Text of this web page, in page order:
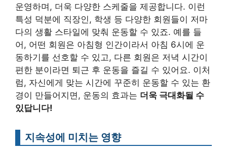
운영하며, 더욱 다양한 스케줄을 제공합니다. 이런
특성 덕분에 직장인, 학생 등 다양한 회원들이 저마
다의 생활 스타일에 맞춰 운동할 수 있죠. 예를 들
어, 어떤 회원은 아침형 인간이라서 아침 6시에 운
동하기를 선호할 수 있고, 다른 회원은 저녁 시간이
편한 분이라면 퇴근 후 운동을 즐길 수 있어요. 이처
럼, 자신에게 맞는 시간에 꾸준히 운동할 수 있는 환
경이 만들어지면, 운동의 효과는 더욱 극대화될 수
있답니다!
지속성에 미치는 영향